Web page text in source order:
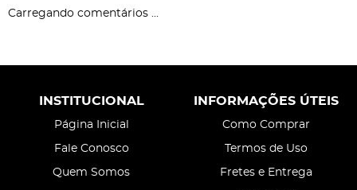
Carregando comentários ...
INSTITUCIONAL
Página Inicial
Fale Conosco
Quem Somos
INFORMAÇÕES ÚTEIS
Como Comprar
Termos de Uso
Fretes e Entrega